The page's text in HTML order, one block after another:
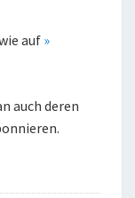
auf »
auch deren